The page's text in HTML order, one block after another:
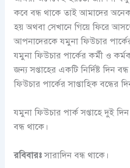
কবে বন্ধ থাকে তাই আমাদের
হয় অথবা সেখানে গিয়ে ফিরে
আপনাদেরকে যমুনা ফিউচার
যমুনা ফিউচার পার্কের কর্মী ও
জন্য সপ্তাহের একটি নির্দিষ্ট দিন
ফিউচার পার্কের সাপ্তাহিক বন্ধের
যমুনা ফিউচার পার্ক সপ্তাহে দুই
বন্ধ থাকে।
রবিবারঃসারাদিন বন্ধ থাকে।